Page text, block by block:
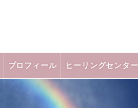
プロフィール ヒーリングセンター